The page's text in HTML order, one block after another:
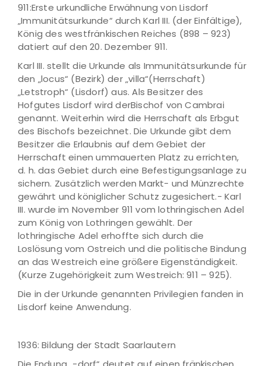
911:Erste urkundliche Erwähnung von Lisdorf
„Immunitätsurkunde“ durch Karl III. (der Einfältige),
König des westfränkischen Reiches (898 – 923)
datiert auf den 20. Dezember 911.
Karl III. stellt die Urkunde als Immunitätsurkunde für
den „locus“ (Bezirk) der „villa“(Herrschaft)
„Letstroph“ (Lisdorf) aus. Als Besitzer des
Hofgutes Lisdorf wird derBischof von Cambrai
genannt. Weiterhin wird die Herrschaft als Erbgut
des Bischofs bezeichnet. Die Urkunde gibt dem
Besitzer die Erlaubnis auf dem Gebiet der
Herrschaft einen ummauerten Platz zu errichten,
d. h. das Gebiet durch eine Befestigungsanlage zu
sichern. Zusätzlich werden Markt- und Münzrechte
gewährt und königlicher Schutz zugesichert.- Karl
III. wurde im November 911 vom lothringischen Adel
zum König von Lothringen gewählt. Der
lothringische Adel erhoffte sich durch die
Loslösung vom Ostreich und die politische Bindung
an das Westreich eine größere Eigenständigkeit.
(Kurze Zugehörigkeit zum Westreich: 911 – 925).
Die in der Urkunde genannten Privilegien fanden in
Lisdorf keine Anwendung.
1936: Bildung der Stadt Saarlautern